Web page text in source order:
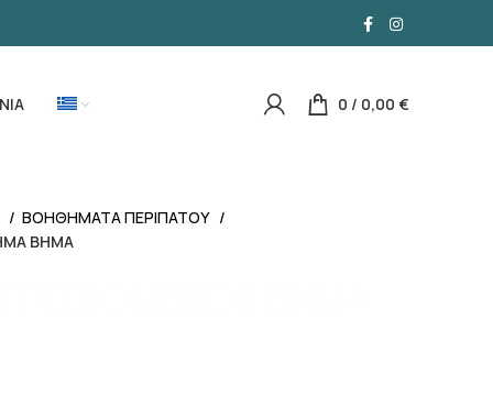
0 / 0,00 €
ΒΟΗΘΗΜΑΤΑ ΠΕΡΙΠΑΤΟΥ
ΒΗΜΑ